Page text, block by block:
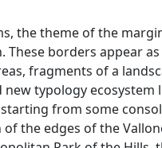
the theme of the
borders appear as
fragments of a
typology ecosystem
from some
the edges of the